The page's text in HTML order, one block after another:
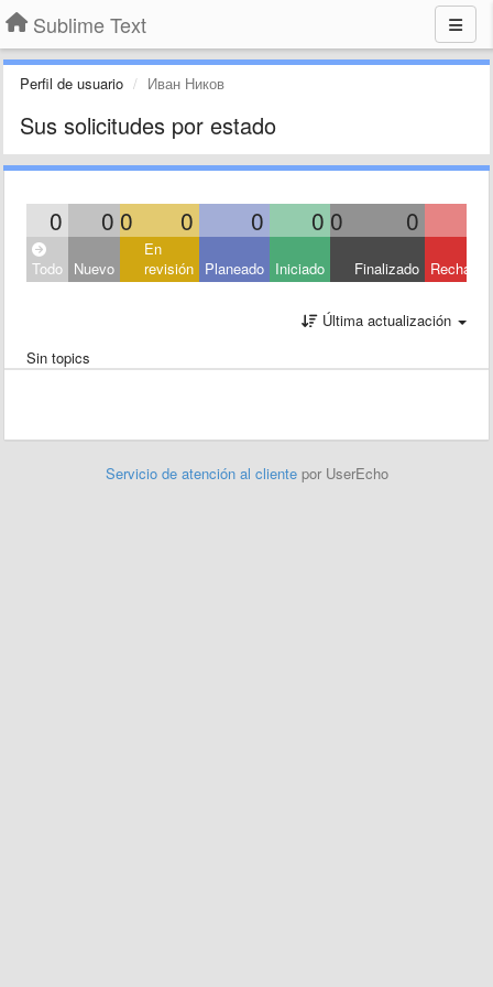
Sublime Text
Perfil de usuario Иван Ников
Sus solicitudes por estado
0 0 0 0 0 0 0 0
Todo Nuevo
En
revisión Planeado Iniciado Finalizado
Última actualización
Sin topics
Servicio de atención al cliente por UserEcho